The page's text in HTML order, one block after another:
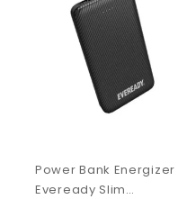
Power Bank Energizer
Eveready Slim